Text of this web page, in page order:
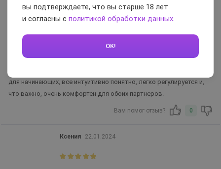
Конструкция надежная, ничего не перекручивается.
Мы давно присматривались к такой продукции и не ошиблись
для начинающих, все интуитивно понятно, легко регулируется и,
что важно, очень комфортен для обоих партнеров.
Вам помог отзыв? 0
Ксения 22.01.2024
вы подтверждаете, что вы старше 18 лет
и согласны с политикой обработки данных
OK!